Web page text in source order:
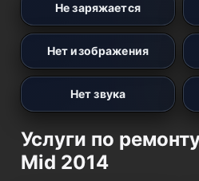
Не заряжается
Нет изображения
Нет звука
Услуги по
Mid 2014